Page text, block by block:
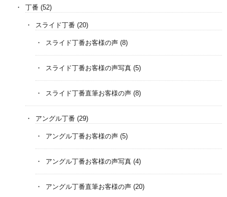
丁番 (52)
スライド丁番 (20)
スライド丁番お客様の声 (8)
スライド丁番お客様の声写真 (5)
スライド丁番直筆お客様の声 (8)
アングル丁番 (29)
アングル丁番お客様の声 (5)
アングル丁番お客様の声写真 (4)
アングル丁番直筆お客様の声 (20)